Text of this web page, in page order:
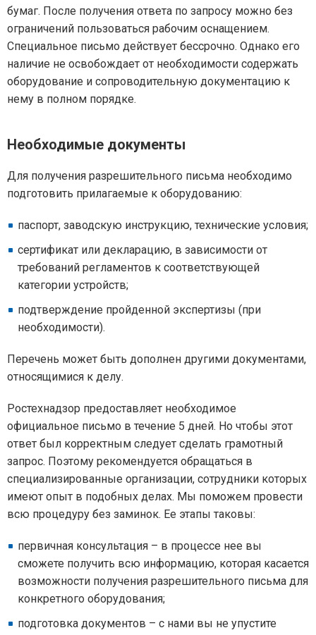
бумаг. После получения ответа по запросу можно без
ограничений пользоваться рабочим оснащением.
Специальное письмо действует бессрочно. Однако его
наличие не освобождает от необходимости содержать
оборудование и сопроводительную документацию к
нему в полном порядке.
Необходимые документы
Для получения разрешительного письма необходимо
подготовить прилагаемые к оборудованию:
паспорт, заводскую инструкцию, технические условия;
сертификат или декларацию, в зависимости от
требований регламентов к соответствующей
категории устройств;
подтверждение пройденной экспертизы (при
необходимости).
Перечень может быть дополнен другими документами,
относящимися к делу.
Ростехнадзор предоставляет необходимое
официальное письмо в течение 5 дней. Но чтобы этот
ответ был корректным следует сделать грамотный
запрос. Поэтому рекомендуется обращаться в
специализированные организации, сотрудники которых
имеют опыт в подобных делах. Мы поможем провести
всю процедуру без заминок. Ее этапы таковы:
первичная консультация – в процессе нее вы
сможете получить всю информацию, которая касается
возможности получения разрешительного письма для
конкретного оборудования;
подготовка документов – с нами вы не упустите